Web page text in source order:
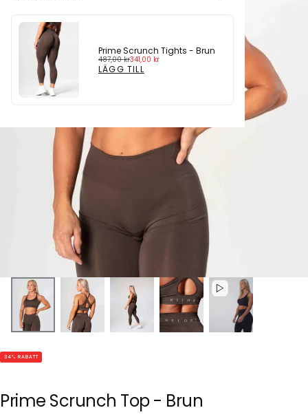
Prime Scrunch Tights - Brun
Ordinarie
pris
487,00 kr
Reapris 341,00 kr
LÄGG TILL
34% RABATT
Prime Scrunch Top - Brun